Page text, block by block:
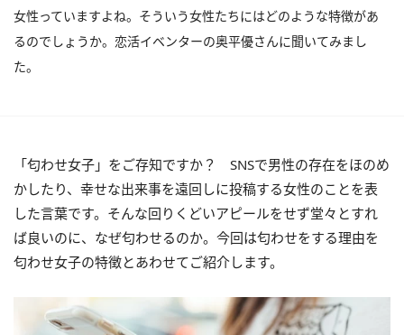
女性っていますよね。そういう女性たちにはどのような特徴があ
るのでしょうか。恋活イベンターの奥平優さんに聞いてみまし
た。
「匂わせ女子」をご存知ですか？ SNSで男性の存在をほのめ
かしたり、幸せな出来事を遠回しに投稿する女性のことを表
した言葉です。そんな回りくどいアピールをせず堂々とすれ
ば良いのに、なぜ匂わせるのか。今回は匂わせをする理由を
匂わせ女子の特徴とあわせてご紹介します。